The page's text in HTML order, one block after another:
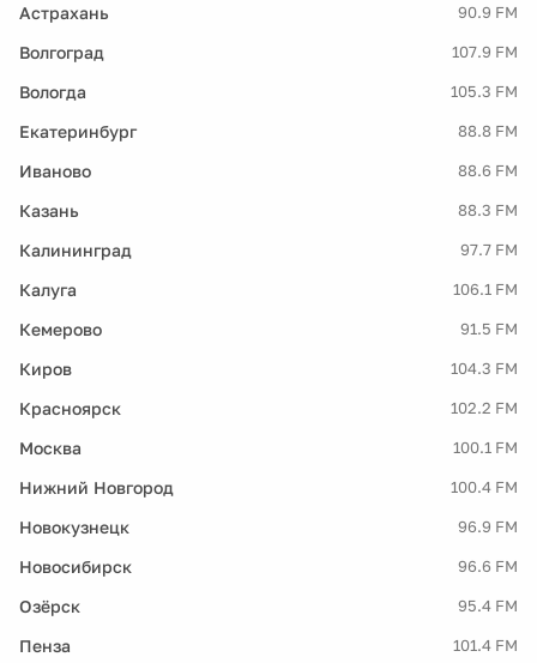
Астрахань 90.9 FM
Волгоград 107.9 FM
Вологда 105.3 FM
Екатеринбург 88.8 FM
Иваново 88.6 FM
Казань 88.3 FM
Калининград 97.7 FM
Калуга 106.1 FM
Кемерово 91.5 FM
Киров 104.3 FM
Красноярск 102.2 FM
Москва 100.1 FM
Нижний Новгород 100.4 FM
Новокузнецк 96.9 FM
Новосибирск 96.6 FM
Озёрск 95.4 FM
Пенза 101.4 FM